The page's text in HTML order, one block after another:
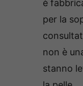
è
per la
non è
stanno